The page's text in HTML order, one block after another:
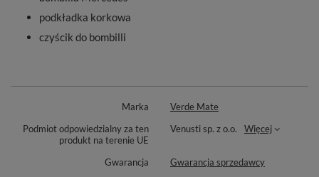
podkładka korkowa
czyścik do bombilli
Marka
Verde Mate
Podmiot odpowiedzialny za ten
produkt na terenie UE
Venusti sp. z o.o. Więcej
Gwarancja
Gwarancja sprzedawcy